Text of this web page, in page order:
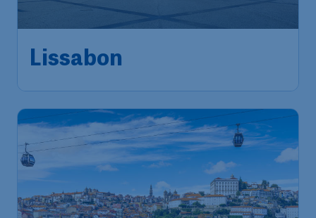
Lisbon
Luchthaven Portela